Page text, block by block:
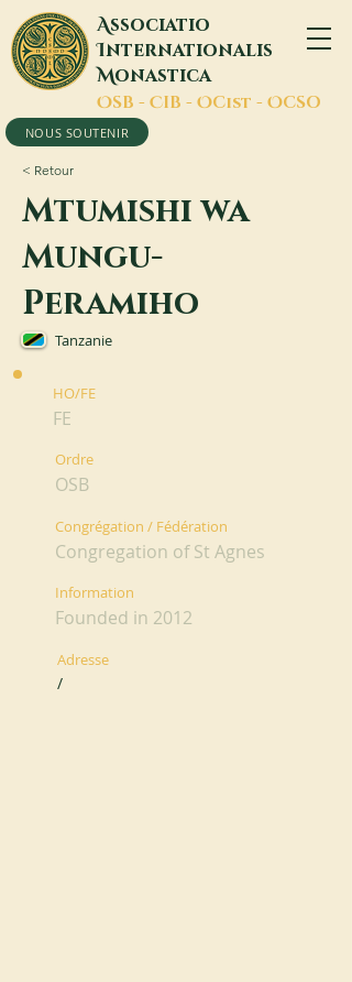
Associatio
Internationalis
Monastica
OSB - CIB - OCist - OCSO
NOUS SOUTENIR
< Retour
Mtumishi wa
Mungu-
Peramiho
Tanzanie
HO/FE
FE
Ordre
OSB
Congrégation / Fédération
Congregation of St Agnes
Information
Founded in 2012
Adresse
/